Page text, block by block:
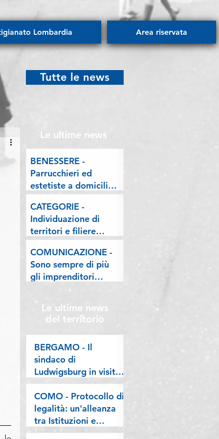
Lombardia Area riservata
Tutte le news
Le ultime news
BENESSERE -
Parrucchieri ed
estetiste a domicilio.
Esposto delle
Associazioni artigiane
lombarde: "Le regole
valgano per tutti"
CATEGORIE -
Individuazione di
territori e filiere
pilota nell'ambito del
"Programma V.E.R.A.
– Ecodesign etico e
valorizzazione delle
filiere artigiane"
COMUNICAZIONE -
Sono sempre di più
gli imprenditori
stranieri in
Lombardia, la nostra
riflessione sulla
stampa
Le ultime news
del territorio
BERGAMO - Il
sindaco di
Ludwigsburg in visita
a Confartigianato
Bergamo: si rafforza
una collaborazione
lunga oltre vent’anni
COMO - Protocollo di
legalità: un'alleanza
tra Istituzioni e
imprese per difendere